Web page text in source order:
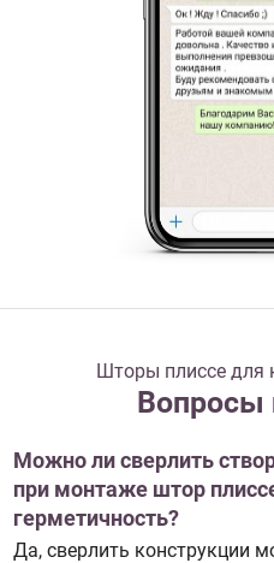
Шторы плиссе для
Вопросы
Можно ли сверлить
при монтаже штор
герметичность?
Да, сверлить конструкции